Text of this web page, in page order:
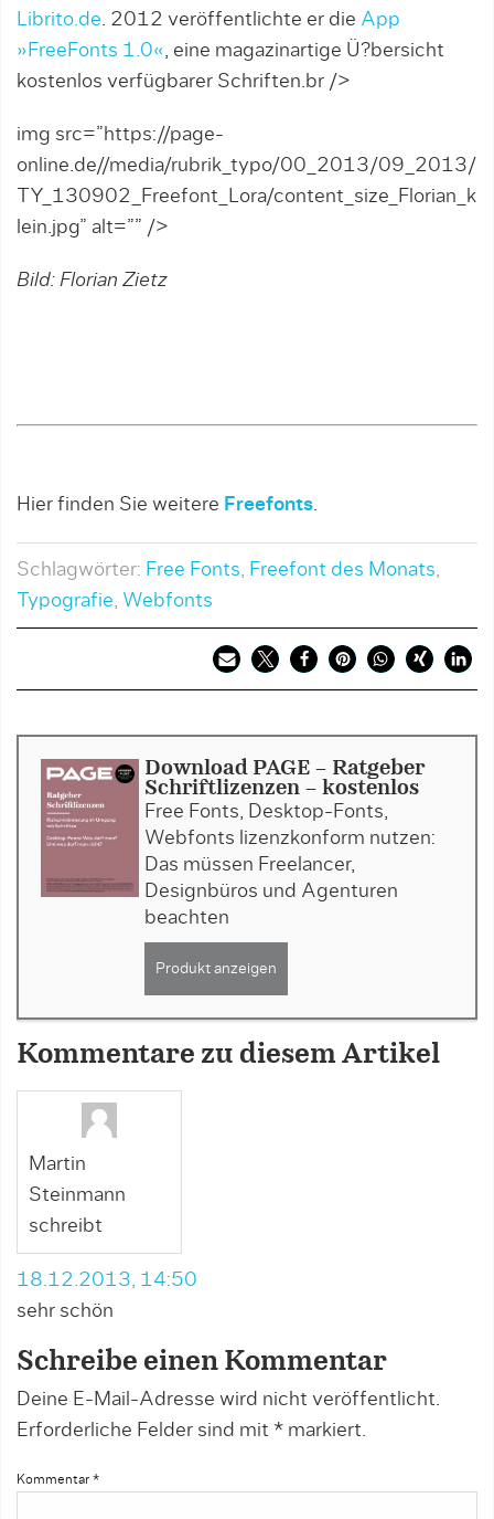
Librito.de. 2012 veröffentlichte er die App
»FreeFonts 1.0«, eine magazinartige Ü?bersicht
kostenlos verfügbarer Schriften.br />
img src=”https://page-
online.de//media/rubrik_typo/00_2013/09_2013/
TY_130902_Freefont_Lora/content_size_Florian_k
lein.jpg” alt=”” />
Bild: Florian Zietz
Hier finden Sie weitere Freefonts.
Schlagwörter: Free Fonts, Freefont des Monats,
Typografie, Webfonts
Download PAGE - Ratgeber
Schriftlizenzen - kostenlos
Free Fonts, Desktop-Fonts,
Webfonts lizenzkonform nutzen:
Das müssen Freelancer,
Designbüros und Agenturen
beachten
Produkt anzeigen
Kommentare zu diesem Artikel
Martin
Steinmann
schreibt
18.12.2013, 14:50
sehr schön
Schreibe einen Kommentar
Deine E-Mail-Adresse wird nicht veröffentlicht.
Erforderliche Felder sind mit * markiert.
Kommentar *